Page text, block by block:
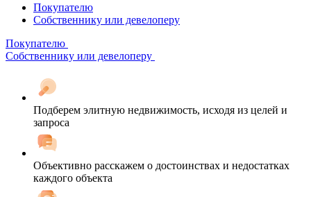
Покупателю
Собственнику или девелоперу
Покупателю
Собственнику или девелоперу
Подберем элитную недвижимость, исходя из целей и
запроса
Объективно расскажем о достоинствах и недостатках
каждого объекта